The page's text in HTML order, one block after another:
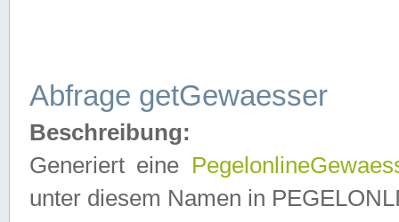
Abfrage getGewaesser
Beschreibung:
Generiert eine
unter diesem Namen in